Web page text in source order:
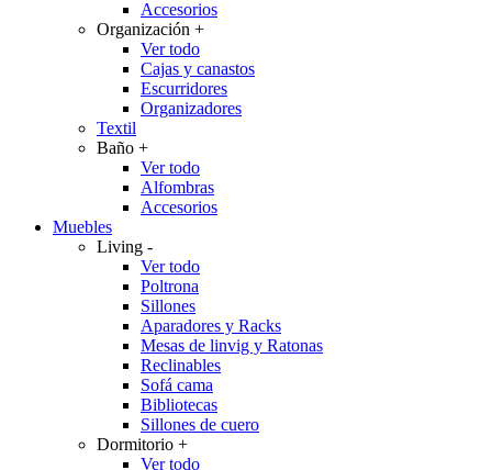
Accesorios
Organización +
Ver todo
Cajas y canastos
Escurridores
Organizadores
Textil
Baño +
Ver todo
Alfombras
Accesorios
Muebles
Living -
Ver todo
Poltrona
Sillones
Aparadores y Racks
Mesas de linvig y Ratonas
Reclinables
Sofá cama
Bibliotecas
Sillones de cuero
Dormitorio +
Ver todo